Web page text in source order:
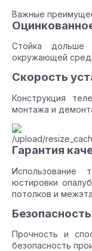
Важные
Стойка дольше
окружающей
Скорость
Конструкция
монтажа и
Гарантия
Использование
юстировки
потолков и
Прочность и
безопасность